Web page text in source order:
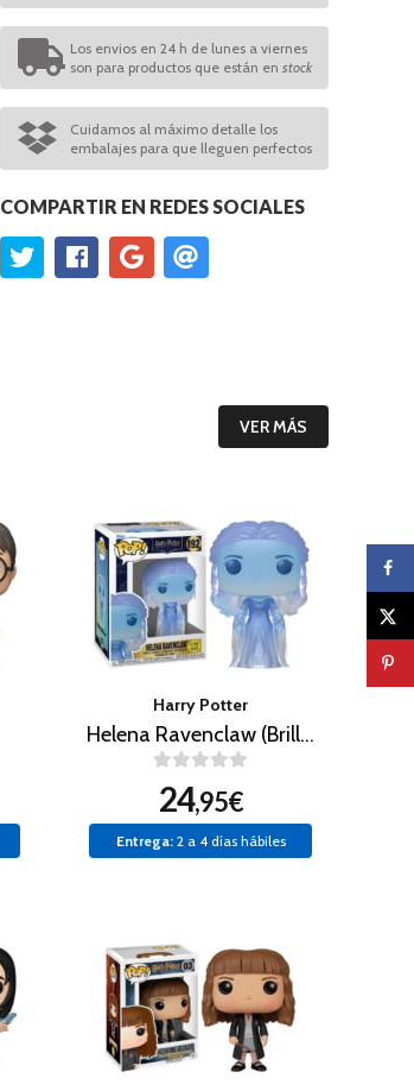
Los envios en 24 h de lunes a viernes
son para productos que están en stock
Cuidamos al máximo detalle los
embalajes para que lleguen perfectos
COMPARTIR EN REDES SOCIALES
VER MÁS
Harry Potter
Helena Ravenclaw (Brilla en la oscuridad)
24,95€
Entrega:2 a 4 días hábiles